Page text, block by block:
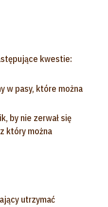
kwestie:
w pasy, które można
by nie zerwał się
który można
utrzymać